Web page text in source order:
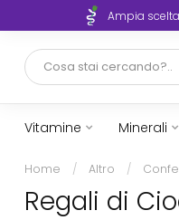
Ampia
Vitamine Minerali
Home / Altro /
Regali di